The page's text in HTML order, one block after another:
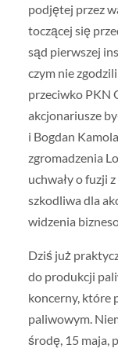
podjętej przez
toczącej się
sąd pierwszej
czym nie
przeciwko PKN
akcjonariusze
i Bogdan
zgromadzenia
uchwały o fuzji
szkodliwa dla
widzenia
Dziś już
do produkcji
koncerny, które
paliwowym.
środę, 15 maja,